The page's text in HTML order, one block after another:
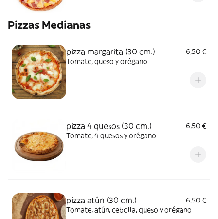
Pizzas Medianas
pizza margarita (30 cm.)
6,50 €
Tomate, queso y orégano
pizza 4 quesos (30 cm.)
6,50 €
Tomate, 4 quesos y orégano
pizza atún (30 cm.)
6,50 €
Tomate, atún, cebolla, queso y orégano